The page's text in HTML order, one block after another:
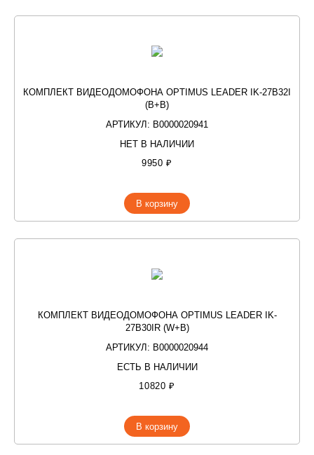
КОМПЛЕКТ ВИДЕОДОМОФОНА OPTIMUS LEADER IK-27B32I
(B+B)
АРТИКУЛ: В0000020941
НЕТ В НАЛИЧИИ
9950 ₽
В корзину
КОМПЛЕКТ ВИДЕОДОМОФОНА OPTIMUS LEADER IK-
27B30IR (W+B)
АРТИКУЛ: В0000020944
ЕСТЬ В НАЛИЧИИ
10820 ₽
В корзину